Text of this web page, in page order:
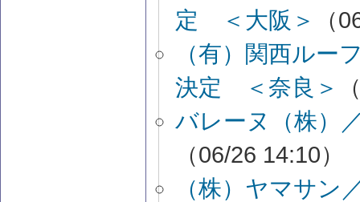
定 ＜大阪＞
（
（有）関西ルー
決定 ＜奈良＞
バレーヌ（株）
（06/26 14:10）
（株）ヤマサ